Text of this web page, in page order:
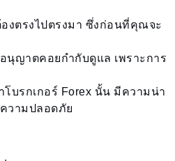
งตรงไปตรงมา ซึ่งก่อนที่คุณจะ
นุญาตคอยกำกับดูแล เพราะการ
บรกเกอร์ Forex นั้น มีความน่า
วามปลอดภัย